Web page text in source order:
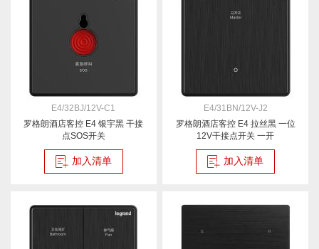
E4/32BJ/12V-C1
罗格朗酒店客控 E4 银宇黑 干接
点SOS开关
加入清单
E4/31BN/12V-J2
罗格朗酒店客控 E4 拉丝黑 一位
12V干接点开关 一开
加入清单